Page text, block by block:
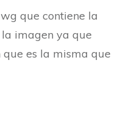
que contiene la
imagen ya que
es la misma que